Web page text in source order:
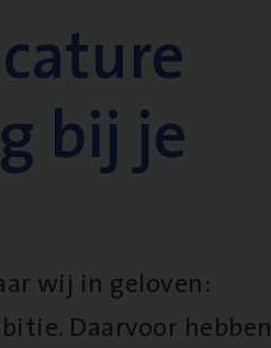
bij je
wij in geloven:
Daarvoor hebben